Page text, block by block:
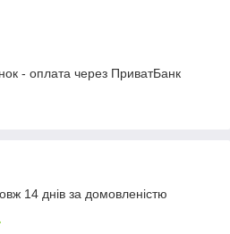
- оплата через ПриватБанк
14 днів за домовленістю